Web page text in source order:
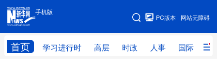
手机版
网站无障碍
PC版本
首页 学习进行时 高层 时政 人事 国际 财
手机版
网站地图